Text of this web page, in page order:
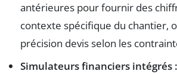
antérieures pour fournir des
contexte spécifique du chantier,
précision devis selon les
Simulateurs financiers intégrés :